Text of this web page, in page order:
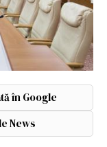
în Google
News